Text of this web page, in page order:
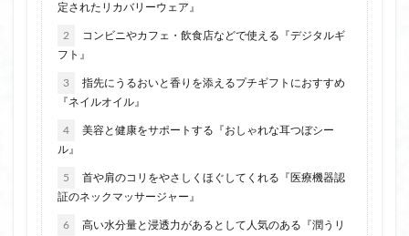
定されたリカバリーウェア』
2
コンビニやカフェ・飲食店などで使える『デジタルギ
フト』
3
指先にうるおいと香りを添えるプチギフトにおすすめ
『ネイルオイル』
4
美容と健康をサポートする『おしゃれな耳つぼシー
ル』
5
首や肩のコリをやさしくほぐしてくれる『医療機器認
証のネックマッサージャー』
6
高い水分量と浸透力があるとして人気のある『潤うリ